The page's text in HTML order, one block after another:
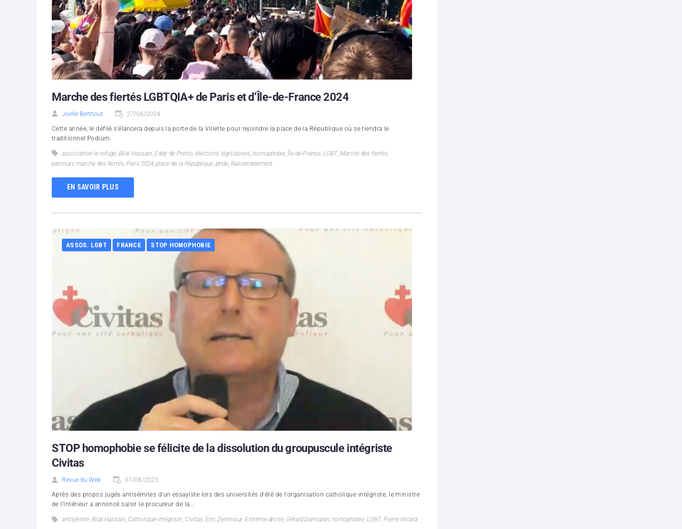
Marche des fiertés LGBTQIA+ de Paris et d’Île-de-France 2024
Joelle Berthout 27/06/2024
Cette année, le défilé s'élancera depuis la porte de la Villette pour rejoindre la place de la République où se tiendra le
traditionnel Podium.
association le refuge, Bilal Hassani, Eddy de Pretto, élections législatives, homophobie, Île-de-France, LGBT, Marche des fiertés,
parcours marche des fiertés, Paris 2024, place de la République, pride, Rassemblement
EN SAVOIR PLUS
ASSOS. LGBT FRANCE STOP HOMOPHOBIE
STOP homophobie se félicite de la dissolution du groupuscule intégriste
Civitas
Revue du Web 07/08/2023
Après des propos jugés antisémites d'un essayiste lors des universités d'été de l'organisation catholique intégriste, le ministre
de l'Intérieur a annoncé saisir le procureur de la...
antisémite, Bilal Hassani, Catholique intégriste, Civitas, Eric Zemmour, Extrême droite, Gérald Darmanin, homophobie, LGBT, Pierre Hillard